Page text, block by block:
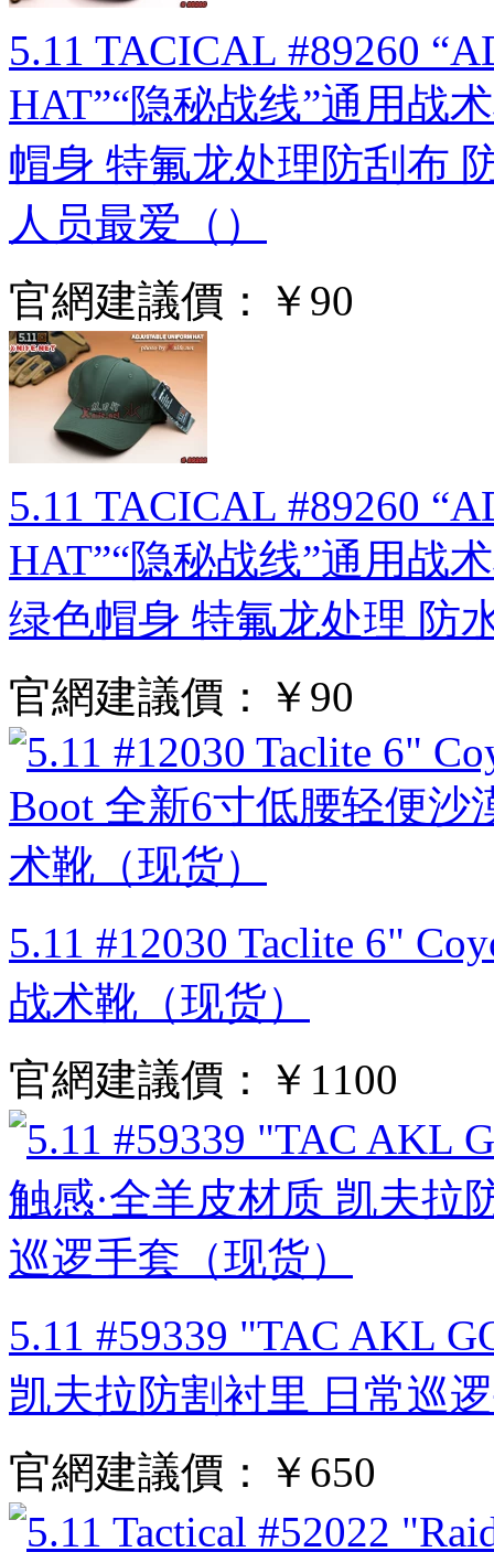
5.11 TACICAL #89260
HAT”“隐秘战线”通用战
帽身 特氟龙处理防刮布
人员最爱（）
官網建議價：
￥90
5.11 TACICAL #89260
HAT”“隐秘战线”通用战
绿色帽身 特氟龙处理 防
官網建議價：
￥90
5.11 #12030 Taclite 6"
战术靴（现货）
官網建議價：
￥1100
5.11 #59339 "TAC AKL
凯夫拉防割衬里 日常巡
官網建議價：
￥650